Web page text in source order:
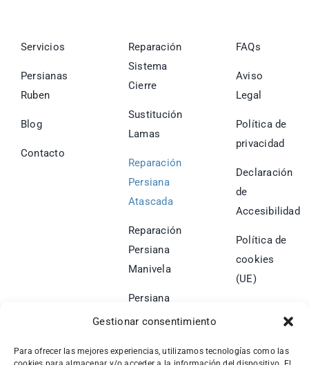
Gestionar consentimiento
Para ofrecer las mejores experiencias, utilizamos tecnologías como las
Servicios
Persianas
Ruben
Blog
Contacto
Reparación
Sistema
Cierre
Sustitución
Lamas
Reparación
Persiana
Atascada
Reparación
Persiana
Manivela
Persiana
Descolgada
Cambio de
FAQs
Aviso
Legal
Política de
privacidad
Declaración
de
Accesibilidad
Política de
cookies
(UE)